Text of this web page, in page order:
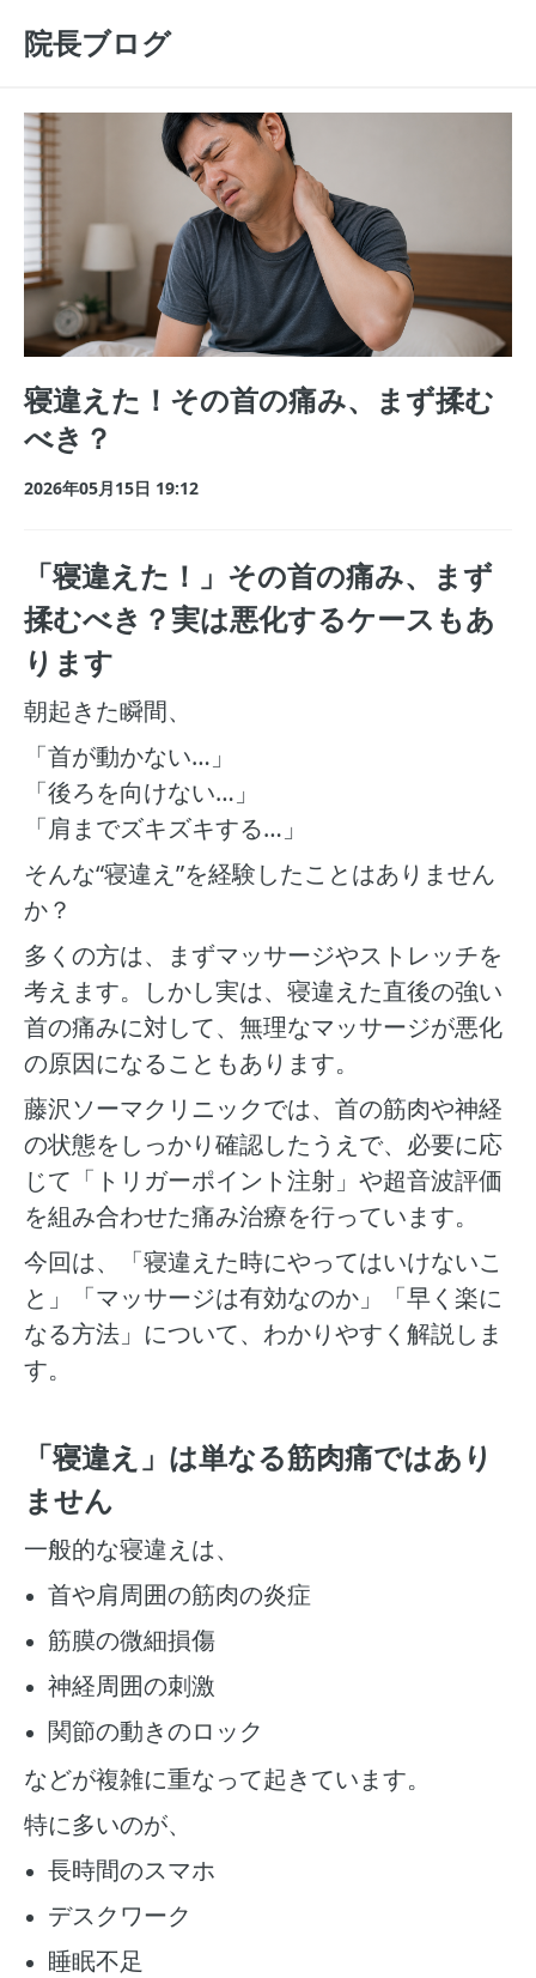
院長ブログ
寝違えた！その首の痛み、まず揉む
べき？
2026年05月15日 19:12
「寝違えた！」その首の痛み、まず
揉むべき？実は悪化するケースもあ
ります
朝起きた瞬間、
「首が動かない…」
「後ろを向けない…」
「肩までズキズキする…」
そんな“寝違え”を経験したことはありません
か？
多くの方は、まずマッサージやストレッチを
考えます。しかし実は、寝違えた直後の強い
首の痛みに対して、無理なマッサージが悪化
の原因になることもあります。
藤沢ソーマクリニックでは、首の筋肉や神経
の状態をしっかり確認したうえで、必要に応
じて「トリガーポイント注射」や超音波評価
を組み合わせた痛み治療を行っています。
今回は、「寝違えた時にやってはいけないこ
と」「マッサージは有効なのか」「早く楽に
なる方法」について、わかりやすく解説しま
す。
「寝違え」は単なる筋肉痛ではあり
ません
一般的な寝違えは、
首や肩周囲の筋肉の炎症
筋膜の微細損傷
神経周囲の刺激
関節の動きのロック
などが複雑に重なって起きています。
特に多いのが、
長時間のスマホ
デスクワーク
睡眠不足